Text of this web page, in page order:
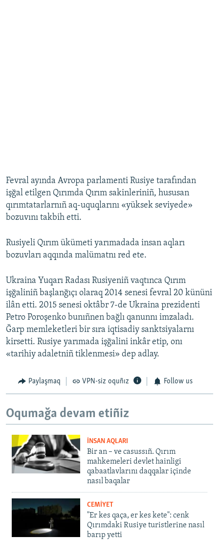
Fevral ayında Avropa parlamenti Rusiye tarafından
işğal etilgen Qırımda Qırım sakinleriniñ, hususan
qırımtatarlarnıñ aq-uquqlarını «yüksek seviyede»
bozuvını takbih etti.
Rusiyeli Qırım ükümeti yarımadada insan aqları
bozuvları aqqında malümatnı red ete.
Ukraina Yuqarı Radası Rusiyeniñ vaqtınca Qırım
işğaliniñ başlanğıçı olaraq 2014 senesi fevral 20 kününi
ilân etti. 2015 senesi oktâbr 7-de Ukraina prezidenti
Petro Poroşenko bunıñnen bağlı qanunnı imzaladı.
Ğarp memleketleri bir sıra iqtisadiy sanktsiyalarnı
kirsetti. Rusiye yarımada işğalini inkâr etip, onı
«tarihiy adaletniñ tiklenmesi» dep adlay.
Paylaşmaq VPN-siz oquñız Follow us
Oqumağa devam etiñiz
İNSAN AQLARI
Bir an – ve casussıñ. Qırım
mahkemeleri devlet hainligi
qabaatlavlarını daqqalar içinde
nasıl baqalar
CEMİYET
"Er kes qaça, er kes kete": cenk
Qırımdaki Rusiye turistlerine nasıl
barıp yetti